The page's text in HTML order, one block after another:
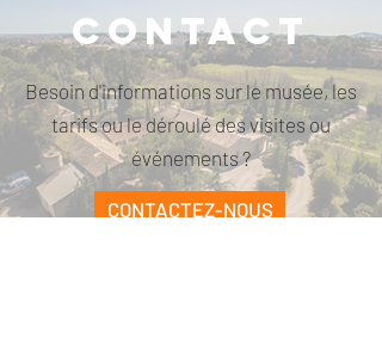
Contact
Besoin d'informations sur le musée, les
tarifs ou le déroulé des visites ou
événements ?
CONTACTEZ-NOUS